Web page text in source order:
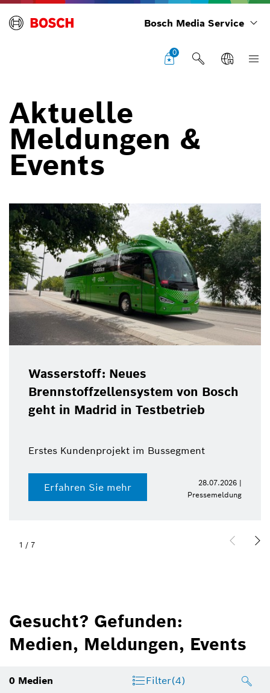
Bosch Media Service
0
Aktuelle
Meldungen &
Events
Wasserstoff: Neues
Brennstoffzellensystem von Bosch
geht in Madrid in Testbetrieb
Erstes Kundenprojekt im Bussegment
Erfahren Sie mehr
28.07.2026 |
Pressemeldung
1 / 7
Gesucht? Gefunden:
Medien, Meldungen, Events
0 Medien Filter(4)